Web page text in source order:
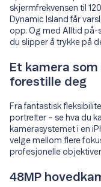
skjermfrekvensen til
Dynamic Island får
opp. Og med Alltid på-
du slipper å trykke på
Et kamera
forestille deg
Fra fantastisk
portretter – se hva du
kamerasystemet i en
velge mellom flere
profesjonelle
48MP